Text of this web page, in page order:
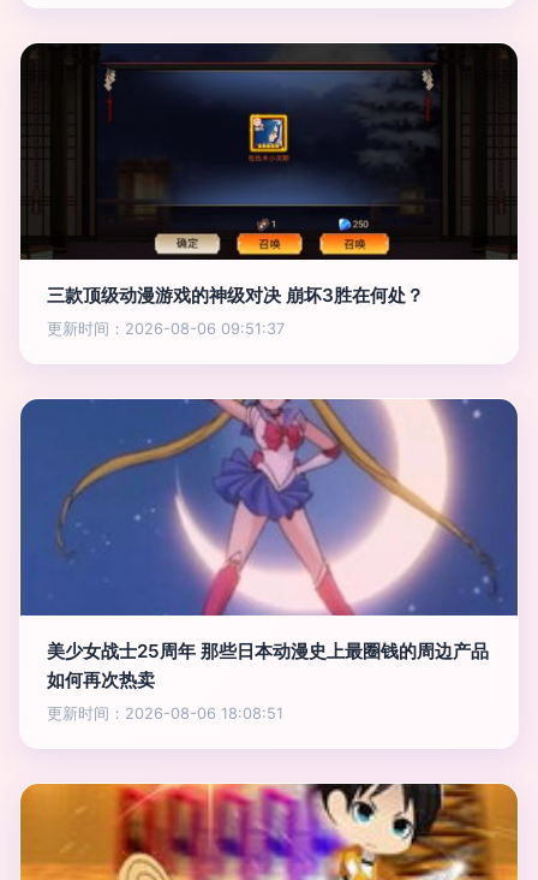
三款顶级动漫游戏的神级对决 崩坏3胜在何处？
更新时间：2026-08-06 09:51:37
美少女战士25周年 那些日本动漫史上最圈钱的周边产品
如何再次热卖
更新时间：2026-08-06 18:08:51